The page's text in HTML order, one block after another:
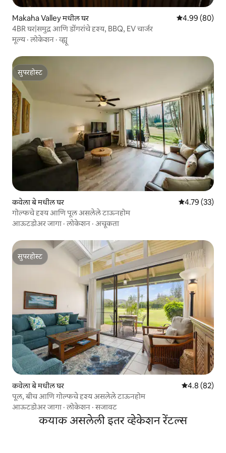
Makaha Valley मधील घर 5 पैकी 4.99
4.99 (80)
4BR घर|समुद्र आणि डोंगरांचे दृश्य, BBQ, EV चार्जर
मूल्य·लोकेशन ·व्ह्यू
सुपरहोस्ट
सुपरहोस्ट
कवेला बे मधील घर 5 पैकी 4.79
4.79 (33)
गोल्फचे दृश्य आणि पूल असलेले टाऊनहोम
आऊटडोअर जागा ·लोकेशन · अचूकता
सुपरहोस्ट
सुपरहोस्ट
कवेला बे मधील घर 5 पैकी 4.8
4.8 (82)
पूल, बीच आणि गोल्फचे दृश्य असलेले टाऊनहोम
आऊटडोअर जागा ·लोकेशन ·सजावट
कयाक असलेली इतर व्हेकेशन रेंटल्स